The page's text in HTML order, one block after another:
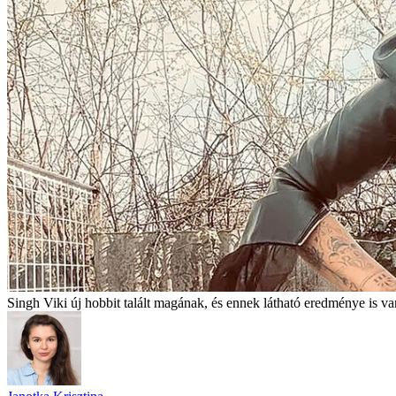
Singh Viki új hobbit talált magának, és ennek látható eredménye is